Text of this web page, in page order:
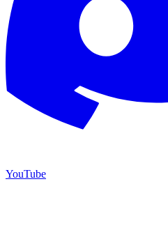
YouTube